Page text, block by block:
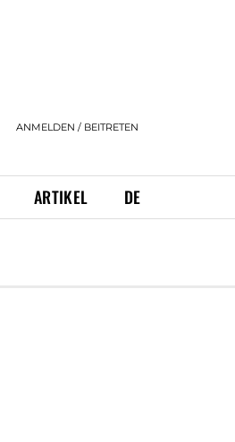
ANMELDEN / BEITRETEN
ARTIKEL DE